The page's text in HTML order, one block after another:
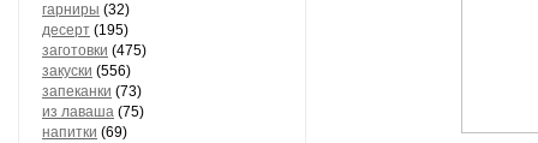
гарниры (32)
десерт (195)
заготовки (475)
закуски (556)
запеканки (73)
из лаваша (75)
напитки (69)